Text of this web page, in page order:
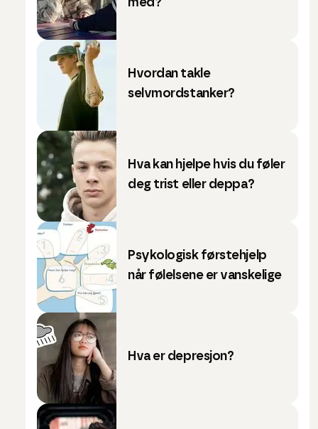
med?
Hvordan takle
selvmordstanker?
Hva kan hjelpe hvis du føler
deg trist eller deppa?
Psykologisk førstehjelp
når følelsene er vanskelige
Hva er depresjon?